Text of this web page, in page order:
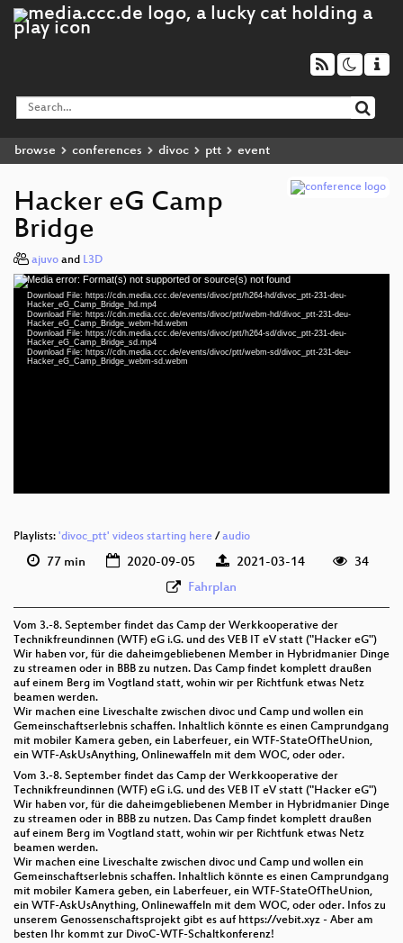
browse conferences divoc ptt event
Hacker eG Camp
Bridge
ajuvo and L3D
Video
Player
Media error: Format(s) not supported or source(s) not found
Download File: https://cdn.media.ccc.de/events/divoc/ptt/h264-hd/divoc_ptt-231-deu-
Hacker_eG_Camp_Bridge_hd.mp4
Download File: https://cdn.media.ccc.de/events/divoc/ptt/webm-hd/divoc_ptt-231-deu-
Hacker_eG_Camp_Bridge_webm-hd.webm
Download File: https://cdn.media.ccc.de/events/divoc/ptt/h264-sd/divoc_ptt-231-deu-
Hacker_eG_Camp_Bridge_sd.mp4
Download File: https://cdn.media.ccc.de/events/divoc/ptt/webm-sd/divoc_ptt-231-deu-
Hacker_eG_Camp_Bridge_webm-sd.webm
Playlists: 'divoc_ptt' videos starting here / audio
77 min 2020-09-05 2021-03-14
34
Fahrplan
Vom 3.-8. September findet das Camp der Werkkooperative der
Technikfreundinnen (WTF) eG i.G. und des VEB IT eV statt ("Hacker eG")
Wir haben vor, für die daheimgebliebenen Member in Hybridmanier Dinge
zu streamen oder in BBB zu nutzen. Das Camp findet komplett draußen
auf einem Berg im Vogtland statt, wohin wir per Richtfunk etwas Netz
beamen werden.
Wir machen eine Liveschalte zwischen divoc und Camp und wollen ein
Gemeinschaftserlebnis schaffen. Inhaltlich könnte es einen Camprundgang
mit mobiler Kamera geben, ein Laberfeuer, ein WTF-StateOfTheUnion,
ein WTF-AskUsAnything, Onlinewaffeln mit dem WOC, oder oder.
Vom 3.-8. September findet das Camp der Werkkooperative der
Technikfreundinnen (WTF) eG i.G. und des VEB IT eV statt ("Hacker eG")
Wir haben vor, für die daheimgebliebenen Member in Hybridmanier Dinge
zu streamen oder in BBB zu nutzen. Das Camp findet komplett draußen
auf einem Berg im Vogtland statt, wohin wir per Richtfunk etwas Netz
beamen werden.
Wir machen eine Liveschalte zwischen divoc und Camp und wollen ein
Gemeinschaftserlebnis schaffen. Inhaltlich könnte es einen Camprundgang
mit mobiler Kamera geben, ein Laberfeuer, ein WTF-StateOfTheUnion,
ein WTF-AskUsAnything, Onlinewaffeln mit dem WOC, oder oder. Infos zu
unserem Genossenschaftsprojekt gibt es auf https://vebit.xyz - Aber am
besten Ihr kommt zur DivoC-WTF-Schaltkonferenz!